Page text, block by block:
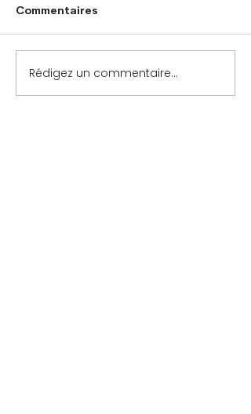
Commentaires
Rédigez un commentaire...